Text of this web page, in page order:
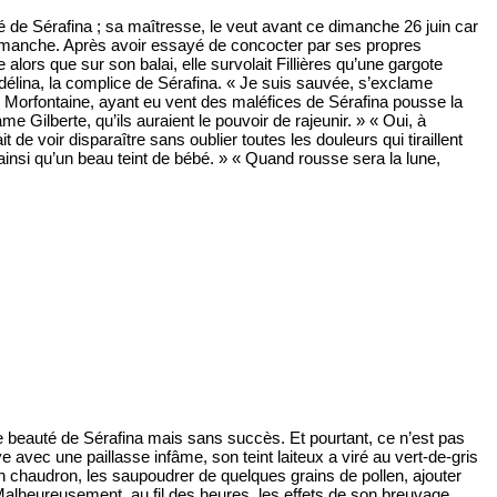
Sérafina ; sa maîtresse, le veut avant ce dimanche 26 juin car
Après avoir essayé de concocter par ses propres
que sur son balai, elle survolait Fillières qu’une gargote
la complice de Sérafina. « Je suis sauvée, s’exclame
ayant eu vent des maléfices de Sérafina pousse la
Gilberte, qu’ils auraient le pouvoir de rajeunir. » « Oui, à
de voir disparaître sans oublier toutes les douleurs qui tiraillent
qu’un beau teint de bébé. » « Quand rousse sera la lune,
de Sérafina mais sans succès. Et pourtant, ce n’est pas
avec une paillasse infâme, son teint laiteux a viré au vert-de-gris
les saupoudrer de quelques grains de pollen, ajouter